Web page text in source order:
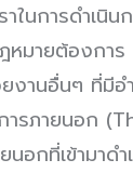
นการดำเ
มายต้องก
านอื่นๆ ที่
รภายนอก
ที่เข้ามาดำ